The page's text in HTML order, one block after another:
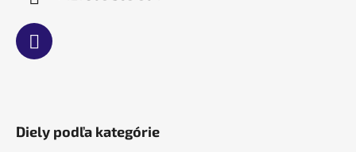
Diely podľa kategórie